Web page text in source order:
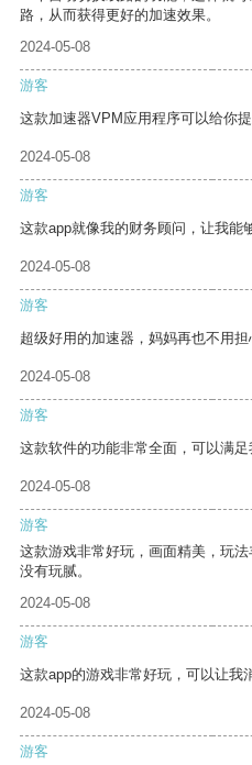
路，从而获得更好的加速效果。
2024-05-08
游客
这款加速器VPM应用程序可以给你
2024-05-08
游客
这款app就像我的财务顾问，让我能
2024-05-08
游客
超级好用的加速器，妈妈再也不用担
2024-05-08
游客
这款软件的功能非常全面，可以满足
2024-05-08
游客
这款游戏非常好玩，画面精美，玩
没有玩腻。
2024-05-08
游客
这款app的游戏非常好玩，可以让我
2024-05-08
游客